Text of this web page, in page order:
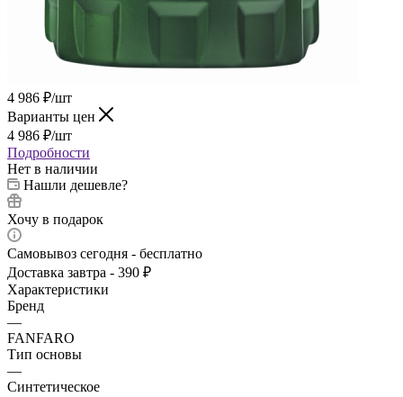
4 986 ₽/шт
Варианты цен
4 986 ₽/шт
Подробности
Нет в наличии
Нашли дешевле?
Хочу в подарок
Самовывоз сегодня - бесплатно
Доставка завтра - 390 ₽
Характеристики
Бренд
—
FANFARO
Тип основы
—
Синтетическое